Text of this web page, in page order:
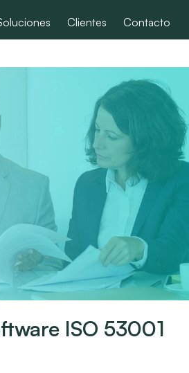
Clientes Contacto
ISO 53001